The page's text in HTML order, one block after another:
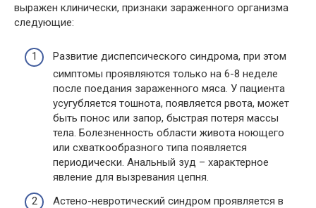
выражен клинически, признаки зараженного организма
следующие:
Развитие диспепсического синдрома, при этом
симптомы проявляются только на 6-8 неделе
после поедания зараженного мяса. У пациента
усугубляется тошнота, появляется рвота, может
быть понос или запор, быстрая потеря массы
тела. Болезненность области живота ноющего
или схваткообразного типа появляется
периодически. Анальный зуд – характерное
явление для вызревания цепня.
Астено-невротический синдром проявляется в